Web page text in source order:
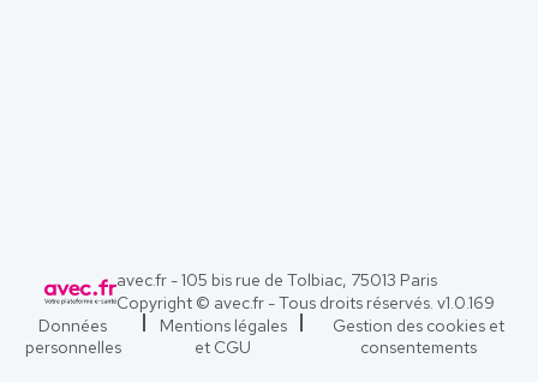
avec.fr - 105 bis rue de Tolbiac, 75013 Paris
Copyright © avec.fr - Tous droits réservés. v1.0.169
Données
personnelles
Mentions légales
et CGU
Gestion des cookies et
consentements